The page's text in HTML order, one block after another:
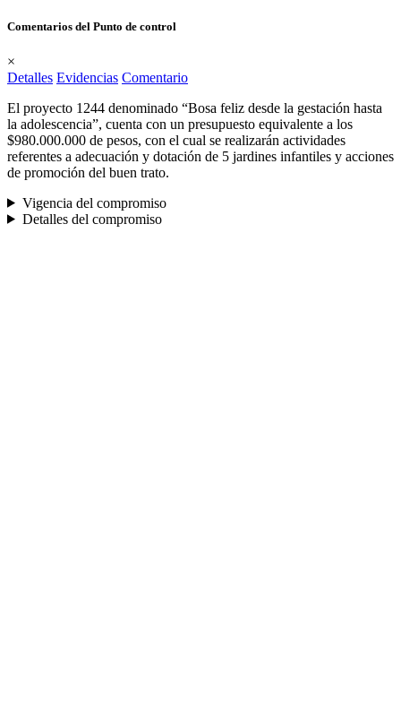
Comentarios del Punto de control
×
Detalles Evidencias Comentario
El proyecto 1244 denominado “Bosa feliz desde la gestación hasta
la adolescencia”, cuenta con un presupuesto equivalente a los
$980.000.000 de pesos, con el cual se realizarán actividades
referentes a adecuación y dotación de 5 jardines infantiles y acciones
de promoción del buen trato.
Vigencia del compromiso
Detalles del compromiso